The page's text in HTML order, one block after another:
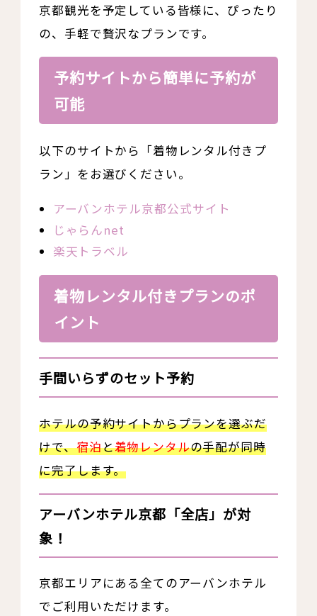
京都観光を予定している皆様に、ぴったり
の、手軽で贅沢なプランです。
予約サイトから簡単に予約が
可能
以下のサイトから「着物レンタル付きプ
ラン」をお選びください。
アーバンホテル京都公式サイト
じゃらんnet
楽天トラベル
着物レンタル付きプランのポ
イント
手間いらずのセット予約
ホテルの予約サイトからプランを選ぶだ
けで、宿泊と着物レンタルの手配が同時
に完了します。
アーバンホテル京都「全店」が対
象！
京都エリアにある全てのアーバンホテル
でご利用いただけます。